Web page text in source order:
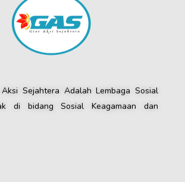
Sejahtera Adalah Lembaga Sosial
di bidang Sosial Keagamaan dan